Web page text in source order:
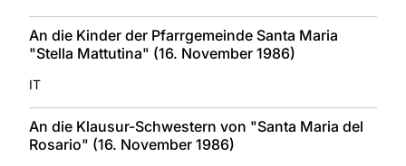
An die Kinder der Pfarrgemeinde Santa Maria
"Stella Mattutina" (16. November 1986)
IT
An die Klausur-Schwestern von "Santa Maria del
Rosario" (16. November 1986)